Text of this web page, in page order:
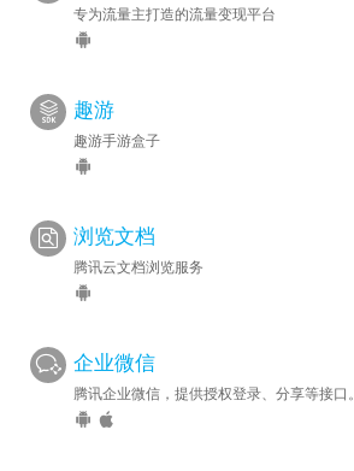
专为流量主打造的流量变现平台
趣游
趣游手游盒子
浏览文档
腾讯云文档浏览服务
企业微信
腾讯企业微信，提供授权登录、分享等接口。